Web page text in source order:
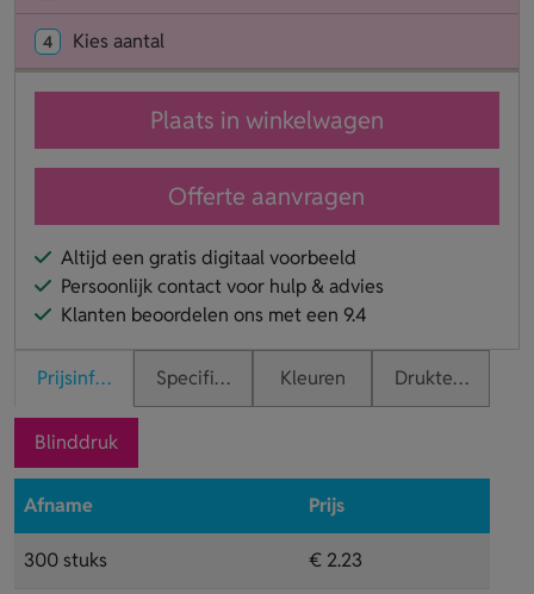
4 Kies aantal
Plaats in winkelwagen
Offerte aanvragen
Altijd een gratis digitaal voorbeeld
Persoonlijk contact voor hulp & advies
Klanten beoordelen ons met een 9.4
PrijsinformatieSpecificaties Kleuren Druktechnieken
Blinddruk
Afname Prijs
300 stuks € 2.23